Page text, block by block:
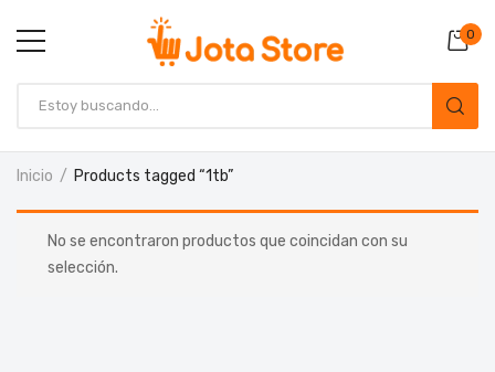
0
Inicio Products tagged “1tb”
No se encontraron productos que coincidan con su
selección.